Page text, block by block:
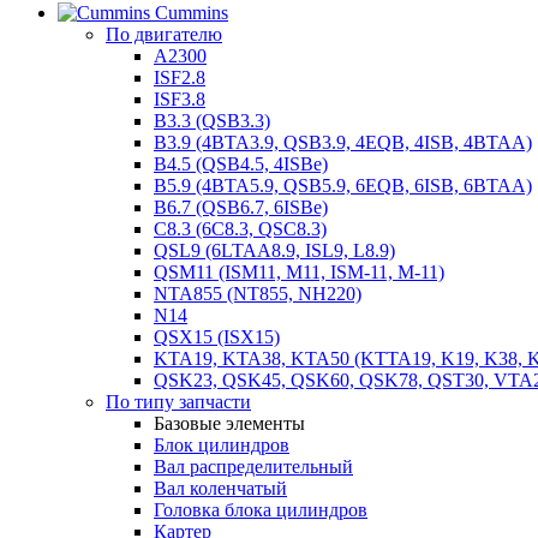
Cummins
По двигателю
A2300
ISF2.8
ISF3.8
B3.3 (QSB3.3)
B3.9 (4BTA3.9, QSB3.9, 4EQB, 4ISB, 4BTAA)
B4.5 (QSB4.5, 4ISBe)
B5.9 (4BTA5.9, QSB5.9, 6EQB, 6ISB, 6BTAA)
B6.7 (QSB6.7, 6ISBe)
C8.3 (6C8.3, QSC8.3)
QSL9 (6LTAA8.9, ISL9, L8.9)
QSM11 (ISM11, M11, ISM-11, M-11)
NTA855 (NT855, NH220)
N14
QSX15 (ISX15)
KTA19, KTA38, KTA50 (KTTA19, K19, K38,
QSK23, QSK45, QSK60, QSK78, QST30,
По типу запчасти
Базовые элементы
Блок цилиндров
Вал распределительный
Вал коленчатый
Головка блока цилиндров
Картер